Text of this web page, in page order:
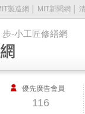
-小工匠修繕網
製造網 MIT新聞網
優先廣告會員
116